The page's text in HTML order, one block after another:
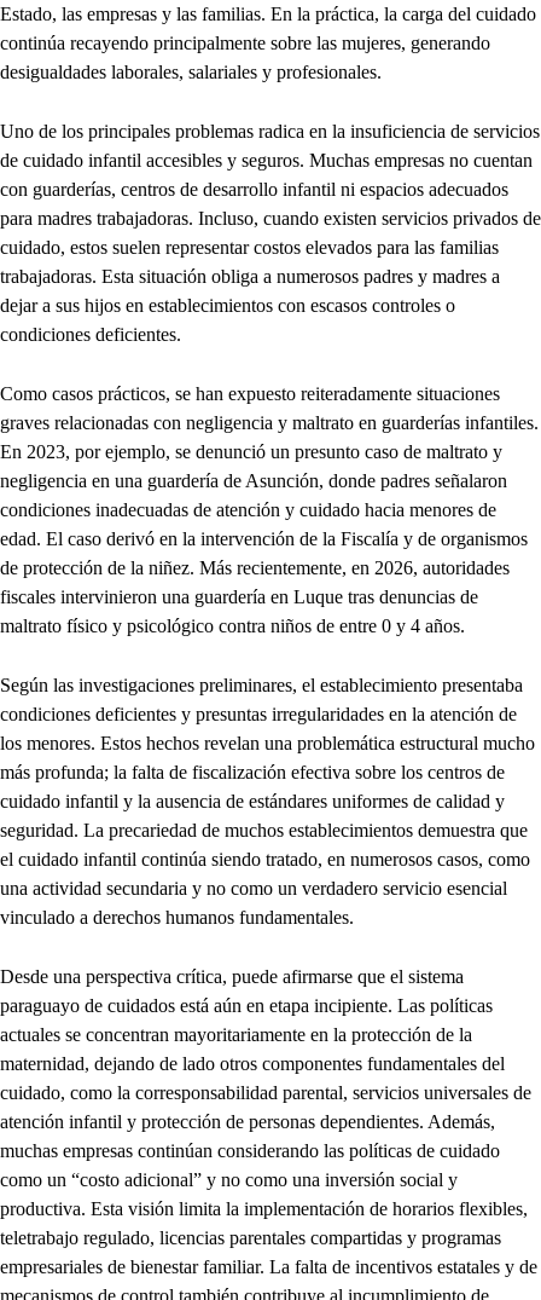
Estado, las empresas y las familias. En la práctica, la carga del cuidado
continúa recayendo principalmente sobre las mujeres, generando
desigualdades laborales, salariales y profesionales.
Uno de los principales problemas radica en la insuficiencia de servicios
de cuidado infantil accesibles y seguros. Muchas empresas no cuentan
con guarderías, centros de desarrollo infantil ni espacios adecuados
para madres trabajadoras. Incluso, cuando existen servicios privados de
cuidado, estos suelen representar costos elevados para las familias
trabajadoras. Esta situación obliga a numerosos padres y madres a
dejar a sus hijos en establecimientos con escasos controles o
condiciones deficientes.
Como casos prácticos, se han expuesto reiteradamente situaciones
graves relacionadas con negligencia y maltrato en guarderías infantiles.
En 2023, por ejemplo, se denunció un presunto caso de maltrato y
negligencia en una guardería de Asunción, donde padres señalaron
condiciones inadecuadas de atención y cuidado hacia menores de
edad. El caso derivó en la intervención de la Fiscalía y de organismos
de protección de la niñez. Más recientemente, en 2026, autoridades
fiscales intervinieron una guardería en Luque tras denuncias de
maltrato físico y psicológico contra niños de entre 0 y 4 años.
Según las investigaciones preliminares, el establecimiento presentaba
condiciones deficientes y presuntas irregularidades en la atención de
los menores. Estos hechos revelan una problemática estructural mucho
más profunda; la falta de fiscalización efectiva sobre los centros de
cuidado infantil y la ausencia de estándares uniformes de calidad y
seguridad. La precariedad de muchos establecimientos demuestra que
el cuidado infantil continúa siendo tratado, en numerosos casos, como
una actividad secundaria y no como un verdadero servicio esencial
vinculado a derechos humanos fundamentales.
Desde una perspectiva crítica, puede afirmarse que el sistema
paraguayo de cuidados está aún en etapa incipiente. Las políticas
actuales se concentran mayoritariamente en la protección de la
maternidad, dejando de lado otros componentes fundamentales del
cuidado, como la corresponsabilidad parental, servicios universales de
atención infantil y protección de personas dependientes. Además,
muchas empresas continúan considerando las políticas de cuidado
como un “costo adicional” y no como una inversión social y
productiva. Esta visión limita la implementación de horarios flexibles,
teletrabajo regulado, licencias parentales compartidas y programas
empresariales de bienestar familiar. La falta de incentivos estatales y de